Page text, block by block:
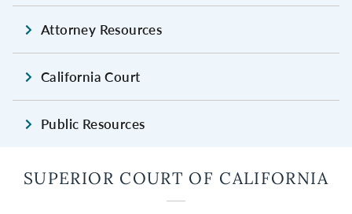
Attorney Resources
California Court
Public Resources
SUPERIOR COURT OF CALIFORNIA